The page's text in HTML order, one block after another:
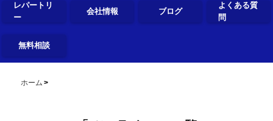
レパートリ
ー
会社情報 ブログ
よくある質
問
無料相談
ホーム